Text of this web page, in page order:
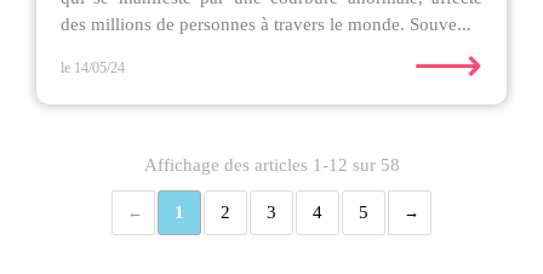
des millions de personnes à travers le monde. Souve...
le 14/05/24 ⟶
Affichage des articles 1-12 sur 58
1 2 3 4 5